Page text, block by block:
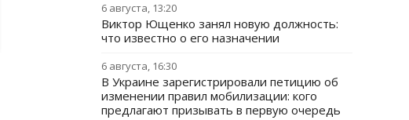
6 августа, 13:20
Виктор Ющенко занял новую должность:
что известно о его назначении
6 августа, 16:30
В Украине зарегистрировали петицию об
изменении правил мобилизации: кого
предлагают призывать в первую очередь